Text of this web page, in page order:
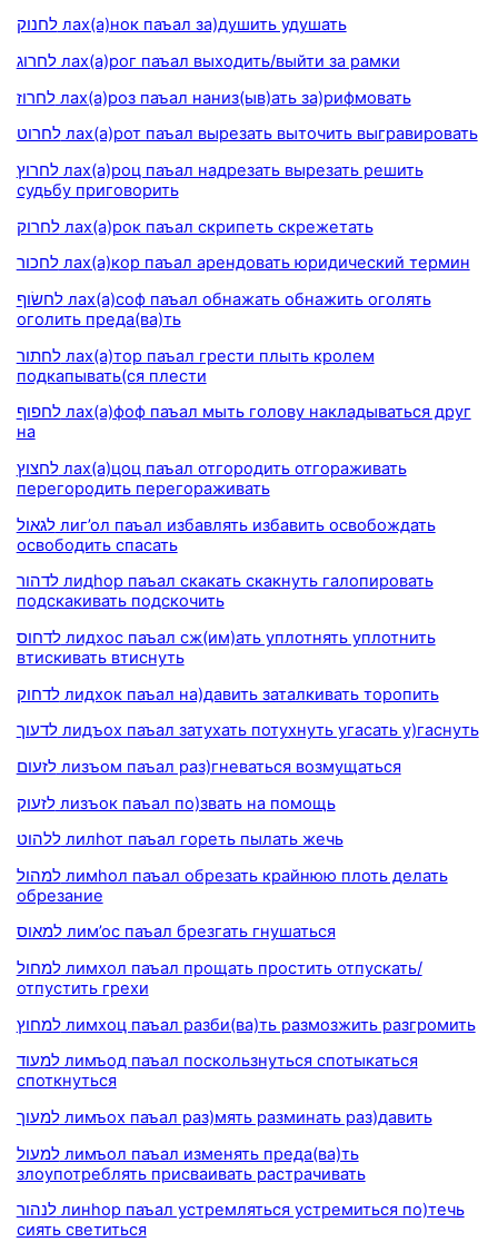
לחנוק лах(а)нок паъал за)душить удушать
לחרוג лах(а)рог паъал выходить/выйти за рамки
לחרוז лах(а)роз паъал наниз(ыв)ать за)рифмовать
לחרוט лах(а)рот паъал вырезать выточить выгравировать
לחרוץ лах(а)роц паъал надрезать вырезать решить
судьбу приговорить
לחרוק лах(а)рок паъал скрипеть скрежетать
לחכור лах(а)кор паъал арендовать юридический термин
לחשׂוף лах(а)соф паъал обнажать обнажить оголять
оголить преда(ва)ть
לחתור лах(а)тор паъал грести плыть кролем
подкапывать(ся плести
לחפוף лах(а)фоф паъал мыть голову накладываться друг
на
לחצוץ лах(а)цоц паъал отгородить отгораживать
перегородить перегораживать
לגאול лиг’ол паъал избавлять избавить освобождать
освободить спасать
לדהור лидhор паъал скакать скакнуть галопировать
подскакивать подскочить
לדחוס лидхос паъал сж(им)ать уплотнять уплотнить
втискивать втиснуть
לדחוק лидхок паъал на)давить заталкивать торопить
לדעוך лидъох паъал затухать потухнуть угасать у)гаснуть
לזעום лизъом паъал раз)гневаться возмущаться
לזעוק лизъок паъал по)звать на помощь
ללהוט лилhот паъал гореть пылать жечь
למהול лимhол паъал обрезать крайнюю плоть делать
обрезание
למאוס лим’ос паъал брезгать гнушаться
למחול лимхол паъал прощать простить отпускать/
отпустить грехи
למחוץ лимхоц паъал разби(ва)ть размозжить разгромить
למעוד лимъод паъал поскользнуться спотыкаться
споткнуться
למעוך лимъох паъал раз)мять разминать раз)давить
למעול лимъол паъал изменять преда(ва)ть
злоупотреблять присваивать растрачивать
לנהור линhор паъал устремляться устремиться по)течь
сиять светиться